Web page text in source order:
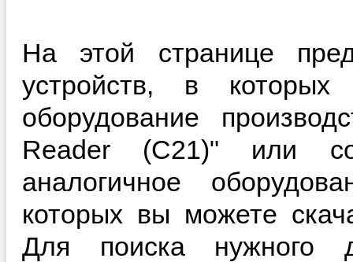
На этой странице
устройств, в
оборудование
Reader (C21)" или
аналогичное
которых вы можете
Для поиска нужного